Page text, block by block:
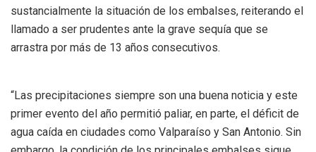
sustancialmente la situación de los embalses, reiterando el
llamado a ser prudentes ante la grave sequía que se
arrastra por más de 13 años consecutivos.
“Las precipitaciones siempre son una buena noticia y este
primer evento del año permitió paliar, en parte, el déficit de
agua caída en ciudades como Valparaíso y San Antonio. Sin